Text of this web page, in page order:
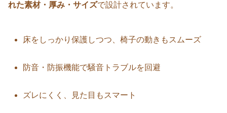
れた素材・厚み・サイズで設計されています。
床をしっかり保護しつつ、椅子の動きもスムーズ
防音・防振機能で騒音トラブルを回避
ズレにくく、見た目もスマート